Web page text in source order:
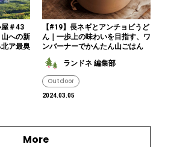
屋＃43
への新
ア最奥
【#19】長ネギとアンチョビうど
ん｜一歩上の味わいを目指す、ワ
ンバーナーでかんたん山ごはん
ランドネ 編集部
Outdoor
2024.03.05
More